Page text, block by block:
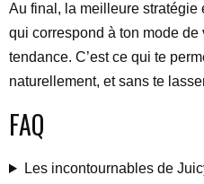
Au final, la meilleure
qui correspond à ton mode
tendance. C’est ce qui te
naturellement, et sans te
FAQ
Les incontournables de